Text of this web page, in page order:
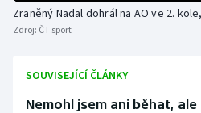
Plavání
Ragby
Zraněný Nadal dohrál na AO ve 2.
Zdroj: ČT sport
SOUVISEJÍCÍ ČLÁNKY
Nemohl jsem ani běhat,